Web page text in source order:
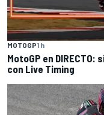
MOTOGP1 h
MotoGP en
con Live Timing